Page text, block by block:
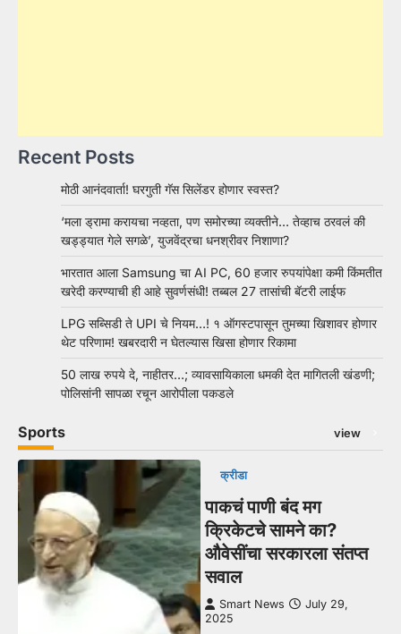
Recent Posts
मोठी आनंदवार्ता! घरगुती गॅस सिलेंडर होणार स्वस्त?
‘मला ड्रामा करायचा नव्हता, पण समोरच्या व्यक्तीने… तेव्हाच ठरवलं की
खड्ड्यात गेले सगळे’, युजवेंद्रचा धनश्रीवर निशाणा?
भारतात आला Samsung चा AI PC, 60 हजार रुपयांपेक्षा कमी किंमतीत
खरेदी करण्याची ही आहे सुवर्णसंधी! तब्बल 27 तासांची बॅटरी लाईफ
LPG सब्सिडी ते UPI चे नियम…! १ ऑगस्टपासून तुमच्या खिशावर होणार
थेट परिणाम! खबरदारी न घेतल्यास खिसा होणार रिकामा
50 लाख रुपये दे, नाहीतर…; व्यावसायिकाला धमकी देत मागितली खंडणी;
पोलिसांनी सापळा रचून आरोपीला पकडले
Sports view
क्रीडा
पाकचं पाणी बंद मग
क्रिकेटचे सामने का?
औवेसींचा सरकारला संतप्त
सवाल
Smart News
July 29,
2025